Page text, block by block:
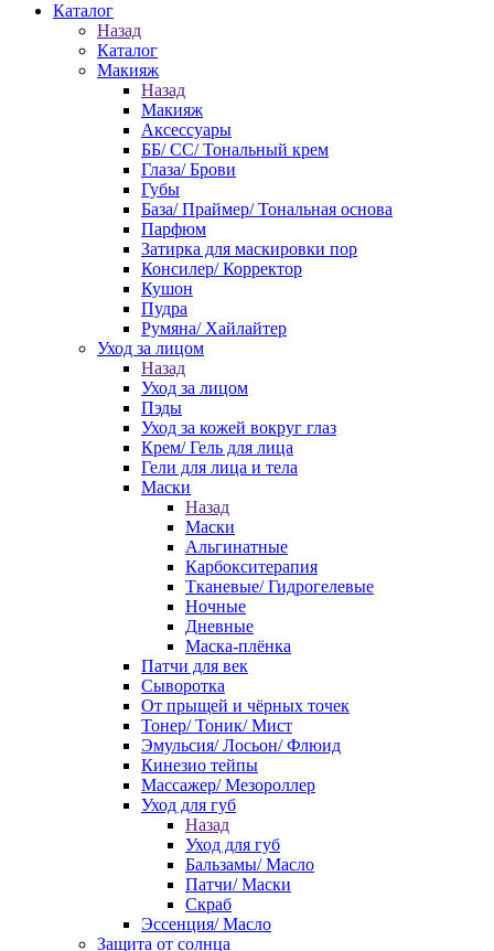
Каталог
Назад
Каталог
Макияж
Назад
Макияж
Аксессуары
ББ/ СС/ Тональный крем
Глаза/ Брови
Губы
База/ Праймер/ Тональная основа
Парфюм
Затирка для маскировки пор
Консилер/ Корректор
Кушон
Пудра
Румяна/ Хайлайтер
Уход за лицом
Назад
Уход за лицом
Пэды
Уход за кожей вокруг глаз
Крем/ Гель для лица
Гели для лица и тела
Маски
Назад
Маски
Альгинатные
Карбокситерапия
Тканевые/ Гидрогелевые
Ночные
Дневные
Маска-плёнка
Патчи для век
Сыворотка
От прыщей и чёрных точек
Тонер/ Тоник/ Мист
Эмульсия/ Лосьон/ Флюид
Кинезио тейпы
Массажер/ Мезороллер
Уход для губ
Назад
Уход для губ
Бальзамы/ Масло
Патчи/ Маски
Скраб
Эссенция/ Масло
Защита от солнца